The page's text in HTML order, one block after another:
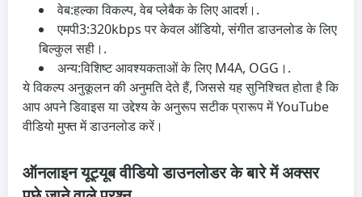
वेब:हल्का विकल्प, वेब प्लेबैक के लिए आदर्श।.
एमपी3:320kbps पर केवल ऑडियो, संगीत डाउनलोड के लिए
बिल्कुल सही।.
अन्य:विशिष्ट आवश्यकताओं के लिए M4A, OGG।.
ये विकल्प अनुकूलन की अनुमति देते हैं, जिससे यह सुनिश्चित होता है कि
आप अपने डिवाइस या उद्देश्य के अनुरूप सटीक प्रारूप में YouTube
वीडियो मुफ्त में डाउनलोड करें।
ऑनलाइन यूट्यूब वीडियो डाउनलोडर के बारे में अक्सर